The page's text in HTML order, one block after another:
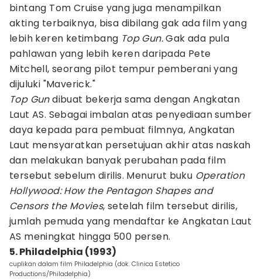
bintang Tom Cruise yang juga menampilkan
akting terbaiknya, bisa dibilang gak ada film yang
lebih keren ketimbang Top Gun.Gak ada pula
pahlawan yang lebih keren daripada Pete
Mitchell, seorang pilot tempur pemberani yang
dijuluki "Maverick."
Top Gundibuat bekerja sama dengan Angkatan
Laut AS. Sebagai imbalan atas penyediaan sumber
daya kepada para pembuat filmnya, Angkatan
Laut mensyaratkan persetujuan akhir atas naskah
dan melakukan banyak perubahan pada film
tersebut sebelum dirilis. Menurut buku Operation
Hollywood: How the Pentagon Shapes and
Censors the Movies, setelah film tersebut dirilis,
jumlah pemuda yang mendaftar ke Angkatan Laut
AS meningkat hingga 500 persen.
5. Philadelphia (1993)
cuplikan dalam film Philadelphia (dok. Clinica Estetico
Productions/Philadelphia)